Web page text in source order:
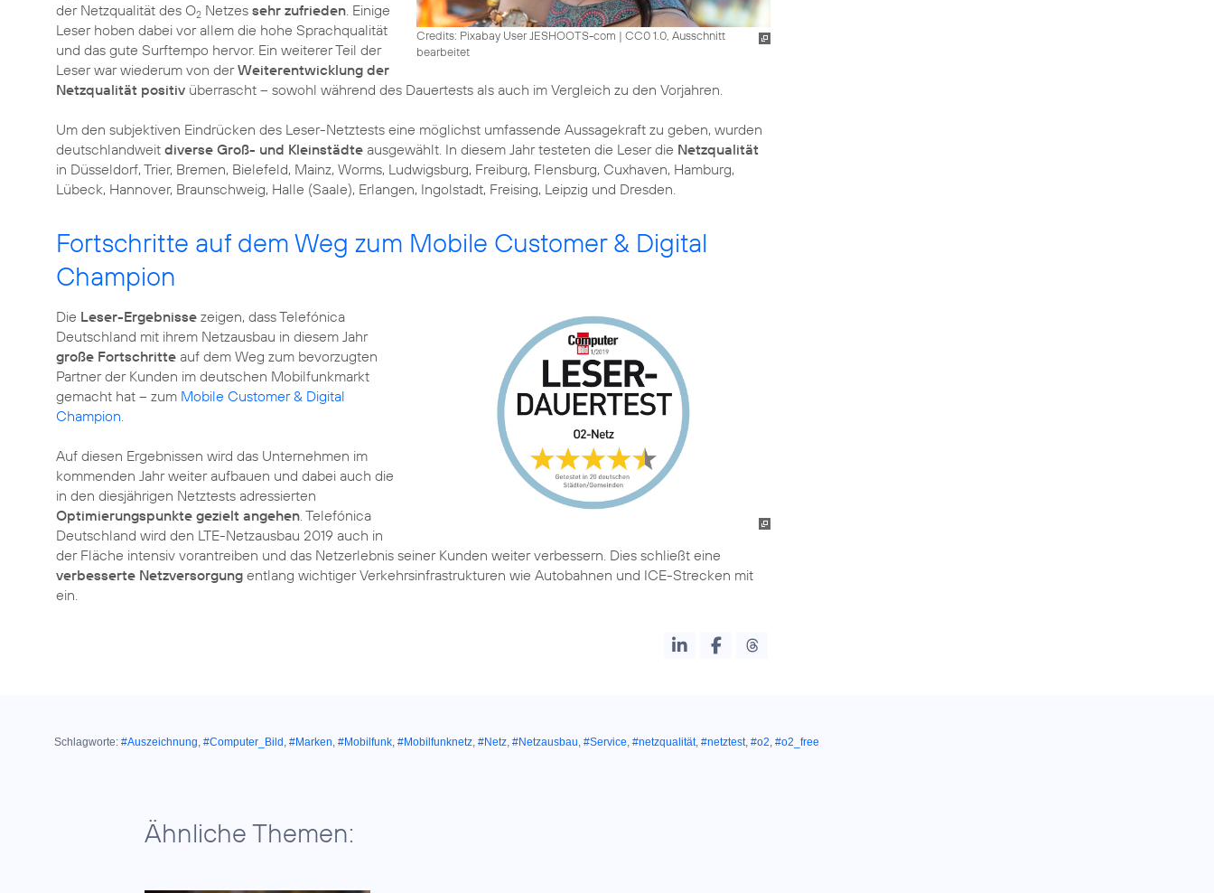
Credits: Pixabay User JESHOOTS-com | CC0 1.0, Ausschnitt
bearbeitet
der Netzqualität des O2 Netzes sehr zufrieden. Einige
Leser hoben dabei vor allem die hohe Sprachqualität
und das gute Surftempo hervor. Ein weiterer Teil der
Leser war wiederum von derWeiterentwicklung der
Netzqualität positiv überrascht – sowohl während des Dauertests als auch im Vergleich zu den Vorjahren.
Um den subjektiven Eindrücken des Leser-Netztests eine möglichst umfassende Aussagekraft zu geben, wurden
deutschlandweit diverse Groß- und Kleinstädte ausgewählt. In diesem Jahr testeten die Leser die Netzqualität
in Düsseldorf, Trier, Bremen, Bielefeld, Mainz, Worms, Ludwigsburg, Freiburg, Flensburg, Cuxhaven, Hamburg,
Lübeck, Hannover, Braunschweig, Halle (Saale), Erlangen, Ingolstadt, Freising, Leipzig und Dresden.
Fortschritte auf dem Weg zum Mobile Customer & Digital
Champion
Die Leser-Ergebnisse zeigen, dass Telefónica
Deutschland mit ihrem Netzausbau in diesem Jahr
große Fortschritte auf dem Weg zum bevorzugten
Partner der Kunden im deutschen Mobilfunkmarkt
gemacht hat – zum Mobile Customer & Digital
Champion.
Auf diesen Ergebnissen wird das Unternehmen im
kommenden Jahr weiter aufbauen und dabei auch die
in den diesjährigen Netztests adressierten
Optimierungspunkte gezielt angehen. Telefónica
Deutschland wird den LTE-Netzausbau 2019 auch in
der Fläche intensiv vorantreiben und das Netzerlebnis seiner Kunden weiter verbessern. Dies schließt eine
verbesserte Netzversorgung entlang wichtiger Verkehrsinfrastrukturen wie Autobahnen und ICE-Strecken mit
ein.
Schlagworte: #Auszeichnung, #Computer_Bild , #Marken, #Mobilfunk, #Mobilfunknetz, #Netz, #Netzausbau, #Service, #netzqualität, #netztest, #o2, #o2_free
Ähnliche Themen: